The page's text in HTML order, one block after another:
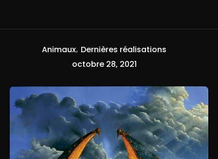
Animaux Dernières réalisations
octobre 28, 2021